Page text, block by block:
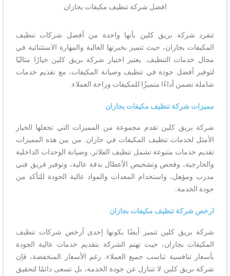
افضل شركة تنظيف مكيفات بجازان
تتفرد شركة بريق كلين بأنها واحدة من أفضل شركات تنظيف
المكيفات بجازان، حيث تتميز بخبرتها العالية والمهارة الاستثنائية في
مجال خدمات التنظيف. يعتبر اختيار شركة بريق كلين خيارًا مثاليًا
لتوفير أفضل جودة في تنظيف وصيانة المكيفات، مع تقديم خدمات
شاملة تضمن أداءًا متميزًا للمكيفات وراحة العملاء.
مميزات شركة تنظيف مكيفات بجازان
شركة بريق كلين تقدم مجموعة من المميزات التي تجعلها الخيار
الأمثل لخدمات تنظيف المكيفات في جازان. من بين هذه المميزات
تقديم خدمات متنوعة تشمل تنظيف الفلاتر، وصيانة الوحدات الداخلية
والخارجية، وفحص وتشخيص الأعطال بدقة عالية، وتوفير فريق فني
مدرب ومؤهل، واستخدام المعدات والمواد عالية الجودة للتأكد من
جودة الخدمة.
ارخص شركة تنظيف مكيفات بجازان
شركة بريق كلين تتميز أيضًا بكونها إحدى أرخص شركات تنظيف
المكيفات بجازان، حيث تهتم الشركة بتقديم خدمات عالية الجودة
بأسعار تنافسية تناسب جميع العملاء. رغم الأسعار المنخفضة، فإن
شركة بريق كلين لا تتنازل عن جودة الخدمة، بل تسعى دائمًا لتحقيق